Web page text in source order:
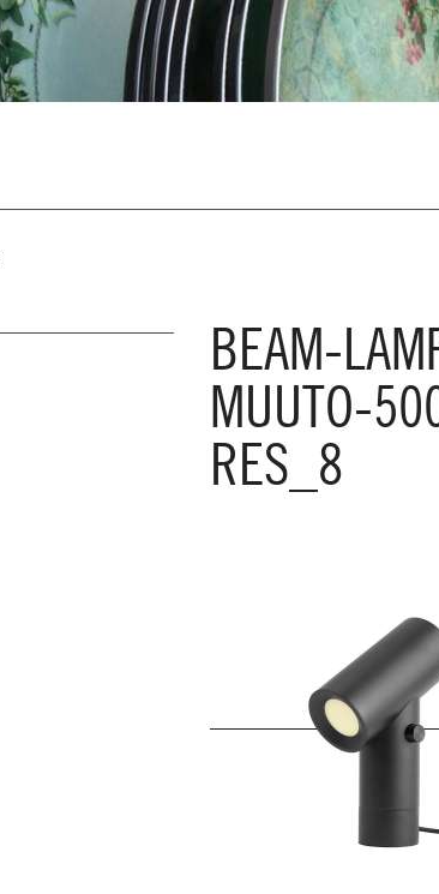
BEAM-
MUUTO-
RES_8